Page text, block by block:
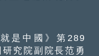
中國》第289
究院副院長范勇